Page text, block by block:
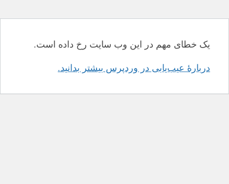
یک خطای مهم در این وب سایت رخ داده است.
دربارهٔ عیب‌یابی در وردپرس بیشتر بدانید.